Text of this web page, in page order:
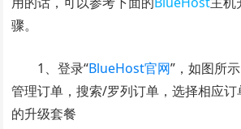
骤。
1、登录“BlueHost官网”，如图所
管理订单，搜索/罗列订单，选择相应订
的升级套餐